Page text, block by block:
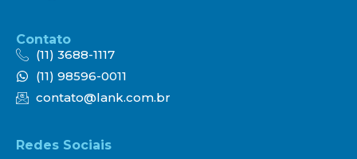
Contato
(11) 3688-1117
(11) 98596-0011
contato@lank.com.br
Redes Sociais